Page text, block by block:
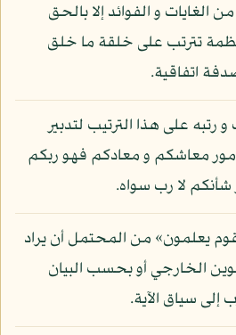
الغايات و الفوائد إلا بالحق
تترتب على خلقة ما خلق
اتفاقية.
رتبه على هذا الترتيب لتدبير
معاشكم و معادكم فهو ربكم
شأنكم لا رب سواه.
يعلمون» من المحتمل أن يراد
الخارجي أو بحسب البيان
إلى سياق الآية.